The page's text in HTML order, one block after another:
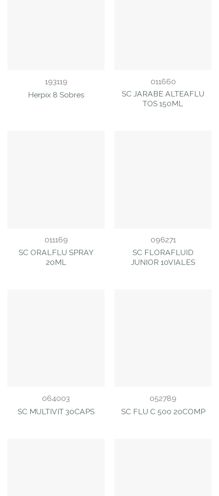
193119
Herpix 8 Sobres
011660
SC JARABE ALTEAFLU
TOS 150ML
011169
SC ORALFLU SPRAY
20ML
096271
SC FLORAFLUID
JUNIOR 10VIALES
064003
SC MULTIVIT 30CAPS
052789
SC FLU C 500 20COMP